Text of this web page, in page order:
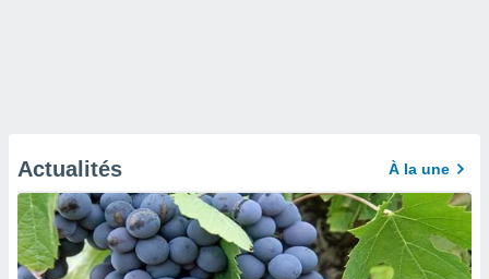
Actualités À la une